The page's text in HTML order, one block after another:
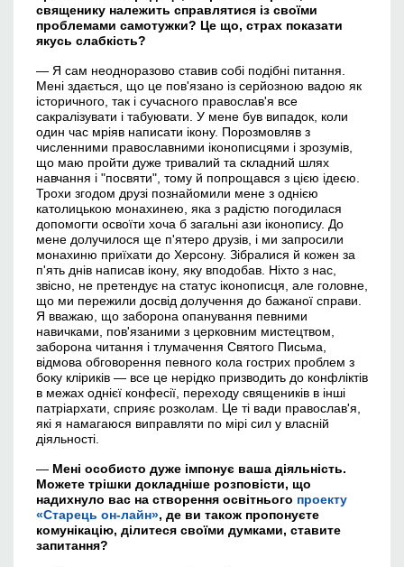
священику належить справлятися із своїми
проблемами самотужки? Це що, страх показати
якусь слабкість?
— Я сам неодноразово ставив собі подібні питання.
Мені здається, що це пов'язано із серйозною вадою як
історичного, так і сучасного православ'я все
сакралізувати і табуювати. У мене був випадок, коли
один час мріяв написати ікону. Порозмовляв з
численними православними іконописцями і зрозумів,
що маю пройти дуже тривалий та складний шлях
навчання і "посвяти", тому й попрощався з цією ідеєю.
Трохи згодом друзі познайомили мене з однією
католицькою монахинею, яка з радістю погодилася
допомогти освоїти хоча б загальні ази іконопису. До
мене долучилося ще п'ятеро друзів, і ми запросили
монахиню приїхати до Херсону. Зібралися й кожен за
п'ять днів написав ікону, яку вподобав. Ніхто з нас,
звісно, не претендує на статус іконописця, але головне,
що ми пережили досвід долучення до бажаної справи.
Я вважаю, що заборона опанування певними
навичками, пов'язаними з церковним мистецтвом,
заборона читання і тлумачення Святого Письма,
відмова обговорення певного кола гострих проблем з
боку кліриків — все це нерідко призводить до конфліктів
в межах однієї конфесії, переходу священиків в інші
патріархати, сприяє розколам. Це ті вади православ'я,
які я намагаюся виправляти по мірі сил у власній
діяльності.
— Мені особисто дуже імпонує ваша діяльність.
Можете трішки докладніше розповісти, що
надихнуло вас на створення освітнього проекту
«Старець он-лайн», де ви також пропонуєте
комунікацію, ділитеся своїми думками, ставите
запитання?